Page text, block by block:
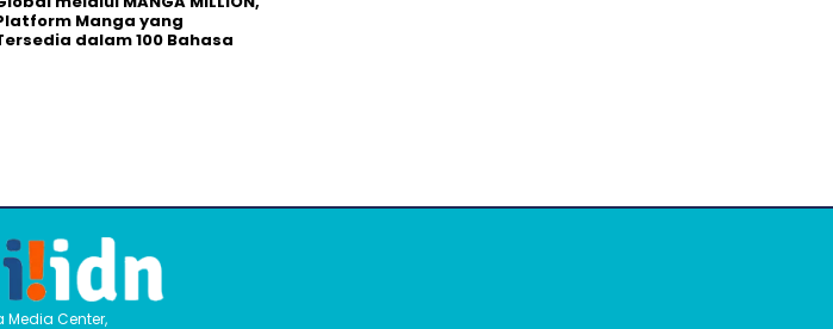
Manga yang
dalam 100 Bahasa
Media Center,